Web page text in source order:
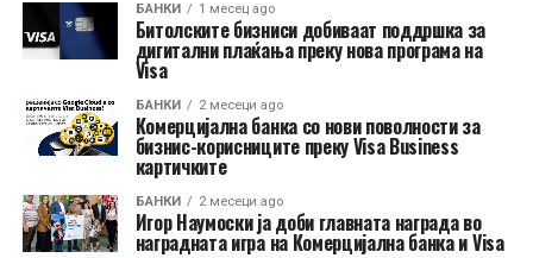
БАНКИ 1 месец ago
Битолските бизниси добиваат поддршка за
дигитални плаќања преку нова програма на
Visa
БАНКИ 2 месеци ago
Комерцијална банка со нови поволности за
бизнис-корисниците преку Visa Business
картичките
БАНКИ 2 месеци ago
Игор Наумоски ја доби главната награда во
наградната игра на Комерцијална банка и Visa